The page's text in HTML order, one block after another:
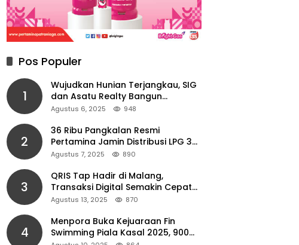
Pos Populer
1
Wujudkan Hunian Terjangkau, SIG
dan Asatu Realty Bangun
Perumahan di Cianjur
Agustus 6, 2025 948
2
36 Ribu Pangkalan Resmi
Pertamina Jamin Distribusi LPG 3
Kg Aman di Jawa Timur
Agustus 7, 2025 890
3
QRIS Tap Hadir di Malang,
Transaksi Digital Semakin Cepat
dan Mudah dengan Teknologi NFC
Agustus 13, 2025 870
4
Menpora Buka Kejuaraan Fin
Swimming Piala Kasal 2025, 900